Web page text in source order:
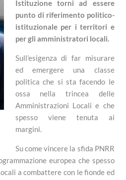
Istituzione torni ad essere
punto di riferimento politico-
istituzionale per i territori e
per gli amministratori locali.
Sull’esigenza di far misurare
ed emergere una classe
politica che si sta facendo le
ossa nella trincea delle
Amministrazioni Locali e che
spesso viene tenuta ai
margini.
Su come vincere la sfida PNRR
europea che spesso
a combattere con le fionde ed